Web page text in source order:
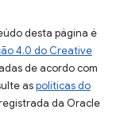
desta página é
4.0 do Creative
de acordo com
aspolíticas do
da Oracle